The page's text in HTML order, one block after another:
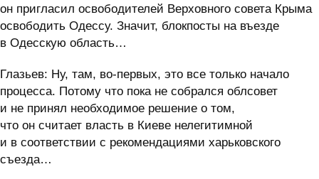
он пригласил освободителей Верховного совета Крыма
освободить Одессу. Значит, блокпосты на въезде
в Одесскую область…
Глазьев: Ну, там, во-первых, это все только начало
процесса. Потому что пока не собрался облсовет
и не принял необходимое решение о том,
что он считает власть в Киеве нелегитимной
и в соответствии с рекомендациями харьковского
съезда…